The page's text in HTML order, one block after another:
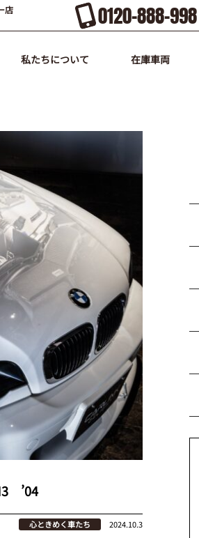
店
0120-888-998
私たちについて 在庫車両
’04
心ときめく車たち 2024.10.3